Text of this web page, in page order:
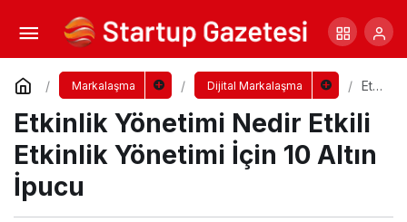
Markalaşma Dijital Markalaşma
Etki
Yön
eti
mi
Ne
Etkinlik Yönetimi Nedir Etkili
Etkinlik Yönetimi İçin 10 Altın
İpucu
Halkla İlişkiler Yönetimi Nedir? Etkili Halkla
İlişkiler Yönetimi İçin 10 Altın İpucu
Yorum Yap Paylaş